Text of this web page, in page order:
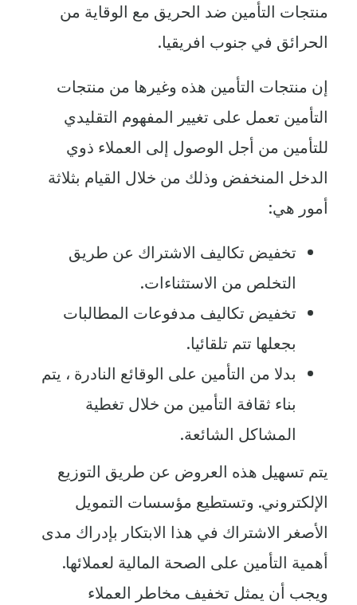
منتجات التأمين ضد الحريق مع الوقاية من
الحرائق في جنوب افريقيا.
إن منتجات التأمين هذه وغيرها من منتجات
التأمين تعمل على تغيير المفهوم التقليدي
للتأمين من أجل الوصول إلى العملاء ذوي
الدخل المنخفض وذلك من خلال القيام بثلاثة
أمور هي:
تخفيض تكاليف الاشتراك عن طريق
التخلص من الاستثناءات.
تخفيض تكاليف مدفوعات المطالبات
بجعلها تتم تلقائيا.
بدلا من التأمين على الوقائع النادرة ، يتم
بناء ثقافة التأمين من خلال تغطية
المشاكل الشائعة.
يتم تسهيل هذه العروض عن طريق التوزيع
الإلكتروني. وتستطيع مؤسسات التمويل
الأصغر الاشتراك في هذا الابتكار بإدراك مدى
أهمية التأمين على الصحة المالية لعملائها.
ويجب أن يمثل تخفيف مخاطر العملاء